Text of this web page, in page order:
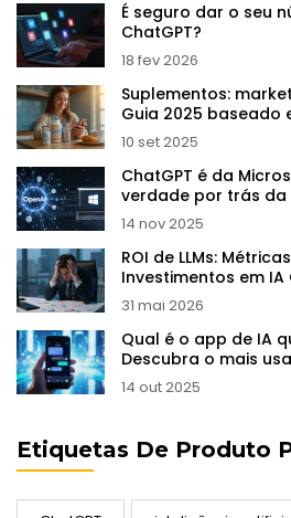
É seguro dar o seu
ChatGPT?
18 fev 2026
Suplementos:
Guia 2025 baseado
10 set 2025
ChatGPT é da
verdade por trás
14 nov 2025
ROI de LLMs:
Investimentos em IA
31 mai 2026
Qual é o app de IA
Descubra o mais
14 out 2025
Etiquetas De Produto